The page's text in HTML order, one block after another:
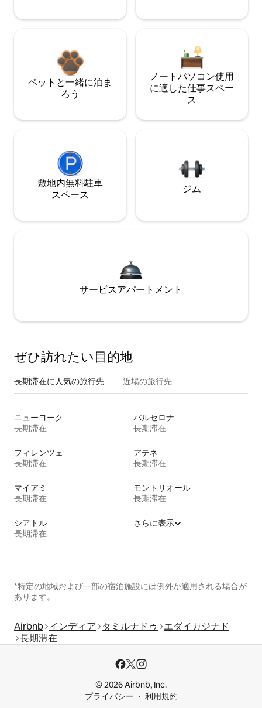
ペットと一緒に泊ま
ろう
ノートパソコン使用
に適した仕事スペー
ス
敷地内無料駐⁠車
ス⁠ペ⁠ー⁠ス
ジム
サービスアパートメント
ぜひ訪⁠れ⁠た⁠い目⁠的⁠地
長期滞在に人気の旅行先 近場の旅行先
ニューヨーク
長期滞在
バルセロナ
長期滞在
フィレンツェ
長期滞在
アテネ
長期滞在
マイアミ
長期滞在
モントリオール
長期滞在
シアトル
長期滞在
さらに表示
*特定の地域および一部の宿泊施設には例外が適用される場合が
あります。
Airbnb インディア タミルナドゥ
エダイカジナド
長期滞在
© 2026 Airbnb, Inc.
プライバシー
利用規約